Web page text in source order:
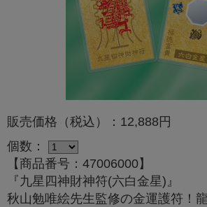
販売価格（税込）：12,888円
個数：
【商品番号：47006000】
『九星四神財神符(六白金星)』
秋山勉唯絵先生監修の金運護符！